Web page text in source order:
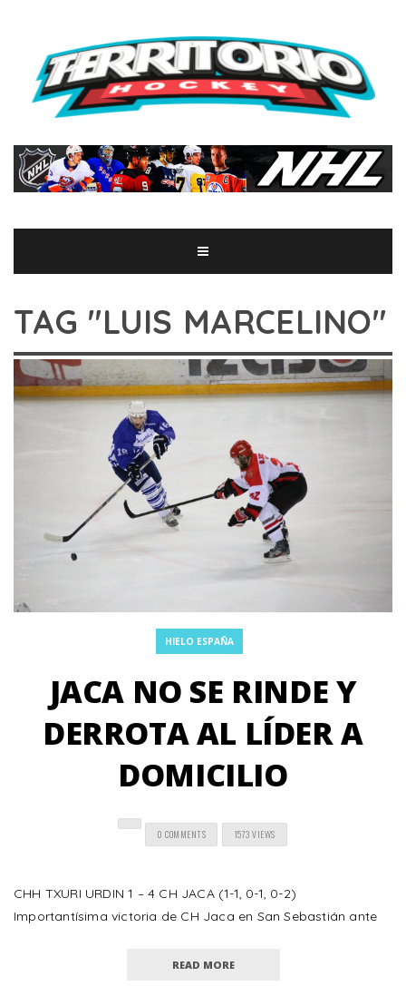
TAG "LUIS MARCELINO"
HIELO ESPAÑA
JACA NO SE RINDE Y
DERROTA AL LÍDER A
DOMICILIO
0 COMMENTS 1573 VIEWS
CHH TXURI URDIN 1 – 4 CH JACA (1-1, 0-1, 0-2)
Importantísima victoria de CH Jaca en San Sebastián ante
READ MORE